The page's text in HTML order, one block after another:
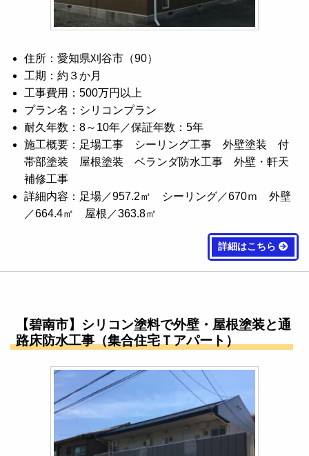
住所：愛知県刈谷市（90）
工期：約３か月
工事費用：500万円以上
プラン名：シリコンプラン
耐久年数：8～10年／保証年数：5年
施工概要：足場工事 シーリング工事 外壁塗装 付
帯部塗装 屋根塗装 ベランダ防水工事 外壁・軒天
補修工事
詳細内容：足場／957.2㎡ シーリング／670ｍ 外壁
／664.4㎡ 屋根／363.8㎡
詳細はこちら
【碧南市】シリコン塗料で外壁・屋根塗装と通
路床防水工事（集合住宅Ｔアパート）